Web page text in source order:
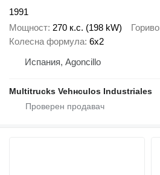
1991
Мощност 270 к.с. (198 kW) Гориво
Колесна формула 6x2
Испания, Agoncillo
Multitrucks Vehнculos Industriales